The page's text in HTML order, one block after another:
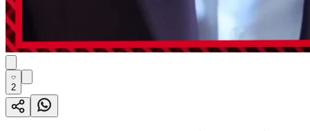
2